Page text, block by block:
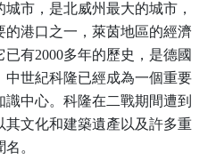
市，是北威州最大的城市，
的港口之一，萊茵地區的經濟
有2000多年的歷史，是德國
中世紀科隆已經成為一個重要
識中心。科隆在二戰期間遭到
其文化和建築遺產以及許多重
。